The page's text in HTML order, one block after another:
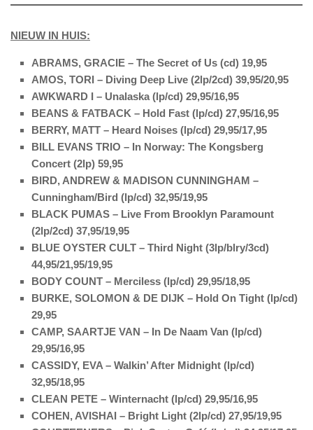
NIEUW IN HUIS:
ABRAMS, GRACIE – The Secret of Us (cd) 19,95
AMOS, TORI – Diving Deep Live (2lp/2cd) 39,95/20,95
AWKWARD I – Unalaska (lp/cd) 29,95/16,95
BEANS & FATBACK – Hold Fast (lp/cd) 27,95/16,95
BERRY, MATT – Heard Noises (lp/cd) 29,95/17,95
BILL EVANS TRIO – In Norway: The Kongsberg
Concert (2lp) 59,95
BIRD, ANDREW & MADISON CUNNINGHAM –
Cunningham/Bird (lp/cd) 32,95/19,95
BLACK PUMAS – Live From Brooklyn Paramount
(2lp/2cd) 37,95/19,95
BLUE OYSTER CULT – Third Night (3lp/blry/3cd)
44,95/21,95/19,95
BODY COUNT – Merciless (lp/cd) 29,95/18,95
BURKE, SOLOMON & DE DIJK – Hold On Tight (lp/cd)
29,95
CAMP, SAARTJE VAN – In De Naam Van (lp/cd)
29,95/16,95
CASSIDY, EVA – Walkin’ After Midnight (lp/cd)
32,95/18,95
CLEAN PETE – Winternacht (lp/cd) 29,95/16,95
COHEN, AVISHAI – Bright Light (2lp/cd) 27,95/19,95